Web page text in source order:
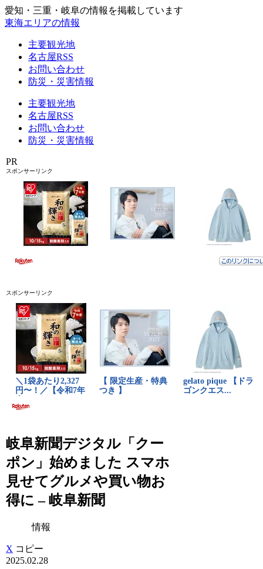
愛知・三重・岐阜の情報を掲載しています
東海エリアの情報
主要観光地
名古屋RSS
お問い合わせ
防災・災害情報
主要観光地
名古屋RSS
お問い合わせ
防災・災害情報
PR
スポンサーリンク
スポンサーリンク
岐阜新聞デジタル「クー
ポン」始めました スマホ
見せてグルメや買い物お
得に – 岐阜新聞
情報
X コピー
2025.02.28